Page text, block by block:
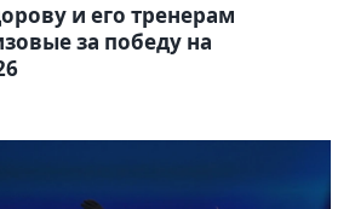
и его тренерам
за победу на